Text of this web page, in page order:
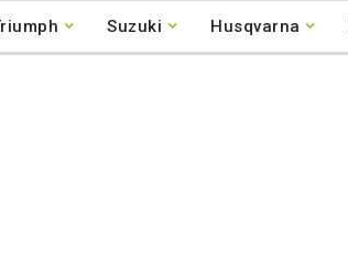
Suzuki Husqvarna